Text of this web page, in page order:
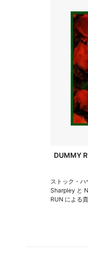
DUMMY
ストック・
Sharpley と
RUN による